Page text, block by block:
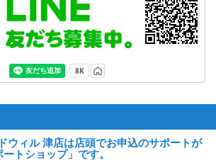
ウィル 津店は店頭でお申込のサポートが
トショップ」です。